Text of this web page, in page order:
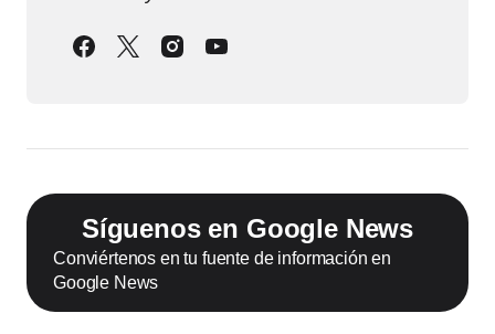
Síguenos en Google News
Conviértenos en tu fuente de información en
Google News